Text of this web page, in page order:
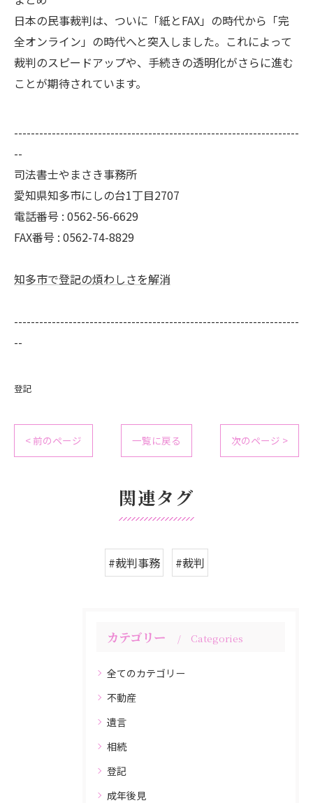
日本の民事裁判は、ついに「紙とFAX」の時代から「完
全オンライン」の時代へと突入しました。これによって
裁判のスピードアップや、手続きの透明化がさらに進む
ことが期待されています。
--------------------------------------------------------------------
--
司法書士やまさき事務所
愛知県知多市にしの台1丁目2707
電話番号 : 0562-56-6629
FAX番号 : 0562-74-8829
知多市で登記の煩わしさを解消
--------------------------------------------------------------------
--
登記
< 前のページ 一覧に戻る 次のページ >
関連タグ
#裁判事務 #裁判
カテゴリー Categories
全てのカテゴリー
不動産
遺言
相続
登記
成年後見